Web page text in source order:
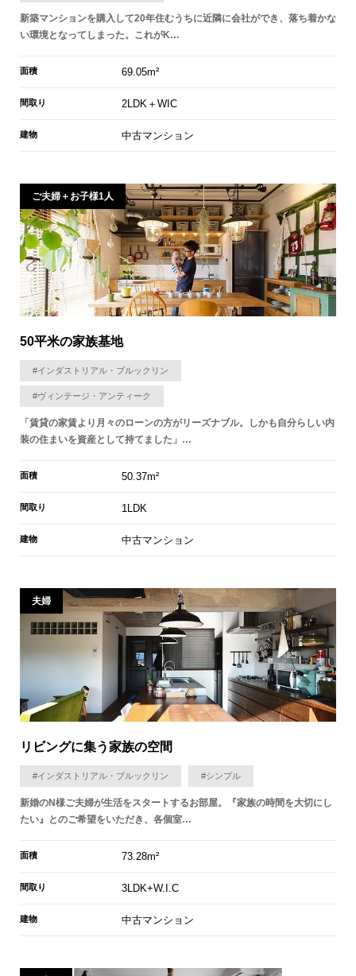
新築マンションを購入して20年住むうちに近隣に会社ができ、落ち着かな
い環境となってしまった。これがK…
面積 69.05m²
間取り 2LDK＋WIC
建物 中古マンション
ご夫婦＋お子様1人
50平米の家族基地
#インダストリアル・ブルックリン
#ヴィンテージ・アンティーク
「賃貸の家賃より月々のローンの方がリーズナブル。しかも自分らしい内
装の住まいを資産として持てました」…
面積 50.37m²
間取り 1LDK
建物 中古マンション
夫婦
リビングに集う家族の空間
#インダストリアル・ブルックリン #シンプル
新婚のN様ご夫婦が生活をスタートするお部屋。『家族の時間を大切にし
たい』とのご希望をいただき、各個室…
面積 73.28m²
間取り 3LDK+W.I.C
建物 中古マンション